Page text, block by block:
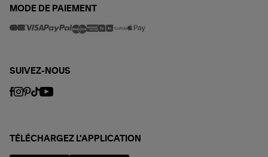
MODE DE PAIEMENT
SUIVEZ-NOUS
TÉLÉCHARGEZ L'APPLICATION